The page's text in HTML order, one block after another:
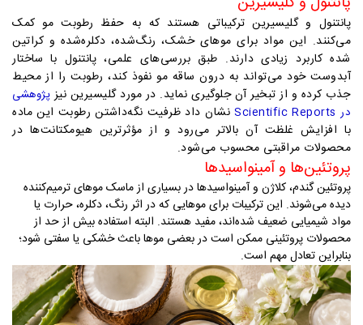
پانتنول و گلیسیرین ترکیباتی هستند که به حفظ رطوبت مو کمک
می‌کنند. این مواد برای موهای خشک، رنگ‌شده، دکلره‌شده و کراتین
شده کاربرد زیادی دارند. طبق بررسی‌های علمی، پانتنول با ساختار
آبدوست خود می‌تواند به درون ساقه مو نفوذ کند، رطوبت را از محیط
جذب کرده و از تبخیر آن جلوگیری نماید. در مورد گلیسیرین نیزپژوهشی
در Scientific Reports
نشان داد ظرفیت نگه‌داشتن رطوبت این ماده
با افزایش غلظت آن بالاتر می‌رود و از مؤثرترین هیومکتانت‌ها در
محصولات مراقبتی محسوب می‌شود.
پروتئین‌ها و آمینواسیدها
پروتئین گندم، کلاژن و آمینواسیدها در بسیاری از ماسک موهای ترمیم‌کننده
دیده می‌شوند. این ترکیبات برای موهایی که در اثر رنگ، دکلره، حرارت یا
مواد شیمیایی ضعیف شده‌اند، مفید هستند. البته استفاده بیش از حد از
محصولات پروتئینی ممکن است در بعضی موها باعث خشکی یا سفتی شود؛
بنابراین تعادل مهم است.